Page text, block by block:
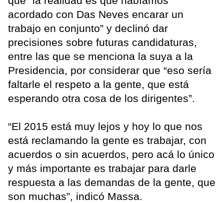
acordado con Das Neves encarar un
trabajo en conjunto” y declinó dar
precisiones sobre futuras candidaturas,
entre las que se menciona la suya a la
Presidencia, por considerar que “eso sería
faltarle el respeto a la gente, que está
esperando otra cosa de los dirigentes”.
“El 2015 está muy lejos y hoy lo que nos
está reclamando la gente es trabajar, con
acuerdos o sin acuerdos, pero acá lo único
y más importante es trabajar para darle
respuesta a las demandas de la gente, que
son muchas”, indicó Massa.